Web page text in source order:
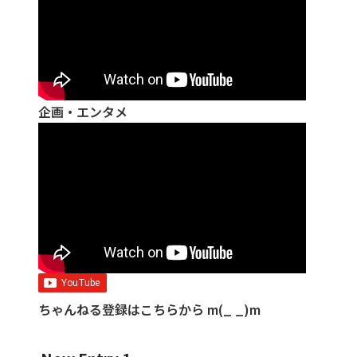
企画・エンタメ
ちゃんねる登録はこちらから m(_ _)m